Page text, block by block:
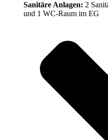
Sanitäre Anlagen: 2
und 1 WC-Raum im EG